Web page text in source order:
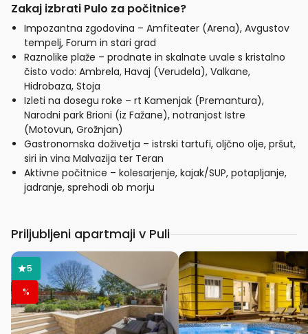
Zakaj izbrati Pulo za počitnice?
Impozantna zgodovina – Amfiteater (Arena), Avgustov
tempelj, Forum in stari grad
Raznolike plaže – prodnate in skalnate uvale s kristalno
čisto vodo: Ambrela, Havaj (Verudela), Valkane,
Hidrobaza, Stoja
Izleti na dosegu roke – rt Kamenjak (Premantura),
Narodni park Brioni (iz Fažane), notranjost Istre
(Motovun, Grožnjan)
Gastronomska doživetja – istrski tartufi, oljčno olje, pršut,
siri in vina Malvazija ter Teran
Aktivne počitnice – kolesarjenje, kajak/SUP, potapljanje,
jadranje, sprehodi ob morju
Priljubljeni apartmaji v Puli
5
%